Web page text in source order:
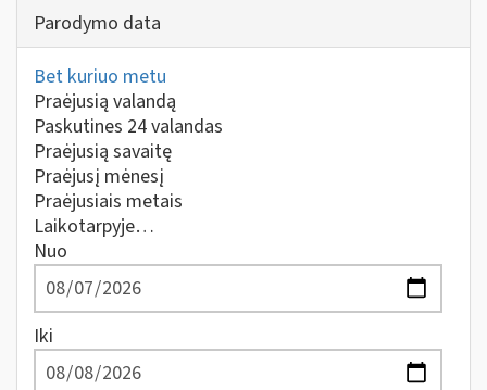
Parodymo data
Bet kuriuo metu
Praėjusią valandą
Paskutines 24 valandas
Praėjusią savaitę
Praėjusį mėnesį
Praėjusiais metais
Laikotarpyje…
Nuo
Iki